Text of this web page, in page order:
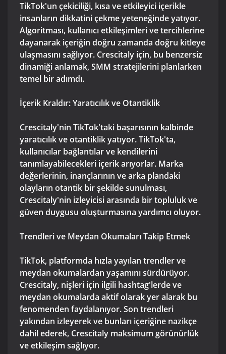
TikTok'un çekiciliği, kısa ve etkileyici içerikle
insanların dikkatini çekme yeteneğinde yatıyor.
Algoritması, kullanıcı etkileşimleri ve tercihlerine
dayanarak içeriğin doğru zamanda doğru kitleye
ulaşmasını sağlıyor. Crescitaly için, bu benzersiz
dinamiği anlamak, SMM stratejilerini planlarken
temel bir adımdı.
İçerik Kraldır: Yaratıcılık ve Otantiklik
Crescitaly'nin TikTok'taki başarısının kalbinde
yaratıcılık ve otantiklik yatıyor. TikTok'ta,
kullanıcılar bağlantılar ve kendilerini
tanımlayabilecekleri içerik arıyorlar. Marka
değerlerinin, inançlarının ve arka plandaki
olayların otantik bir şekilde sunulması,
Crescitaly'nin izleyicisi arasında bir topluluk ve
güven duygusu oluşturmasına yardımcı oluyor.
Trendleri ve Meydan Okumaları Takip Etmek
TikTok, platformda hızla yayılan trendler ve
meydan okumalardan yaşamını sürdürüyor.
Crescitaly, nişleri için ilgili hashtag'lerde ve
meydan okumalarda aktif olarak yer alarak bu
fenomenden faydalanıyor. Son trendleri
yakından izleyerek ve bunları içeriğine nazikçe
dahil ederek, Crescitaly maksimum görünürlük
ve etkileşim sağlıyor.